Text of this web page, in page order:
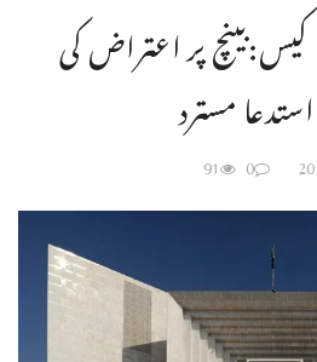
پر اعتراض کی
مسترد
0
91